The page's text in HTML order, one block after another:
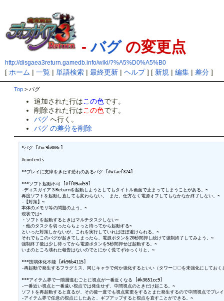
-バグの変更点
http://disgaea3return.gamedb.info/wiki/?%A5%D0%A5%B0
[ ホーム | 一覧| 単語検索| 最終更新| ヘルプ] [ 新規 | 編集| 差分]
Top > バグ
追加された行はこの色です。
削除された行はこの色です。
バグ へ行く。
バグ の差分を削除
*バグ [#xc9b303c]
#contents
**プレイに支障をきたす恐れのあるバグ [#w7aef324]
***ソフト起動不可 [#ff09ad59]
-ディスガイア３Returnを起動しようとしてもタイトル画面で止まってしまうことがある。~
再度ソフトを起動し直しても変わらない。 また、仕方なく電源オフしてもなかなか終了しない。~
-【対策】~
本体のメモリ等の問題のよう。~
現状では~
・ソフトを起動するときはマルチタスクしない~
・他のタスクを切ったらちょっと待ってから起動する~
といった対策しかないが、これを実行していればほぼ避けられる。~
それでもこのバグが起きてしまったら、電源ボタンを20秒間押し続けて強制終了してみよう。~
強制終了後は少し待ってから電源ボタンを5秒間押せば起動する。~
いまのところ壊れた報告はないのでとにかく慌てずゆっくりと。~
***技弱体化不能 [#k96b4115]
-再起動で発生するフラグミス、同じキャラで何か強化するといい（タワー〇〇を未強化にしておく
***アイテム界で一階層進むごとに視点が一番近くなる [#k3651cc9]
-一番近い視点と一番遠い視点では発生せず、中間視点のときだけ起こる。~
ソフトを再起動すると直るが、その後一度でも視点変更をするとまた発生するので中間視点でプレ
-アイテム界で任意の視点にしたあと、ギブアップすると視点を直すことができる。~